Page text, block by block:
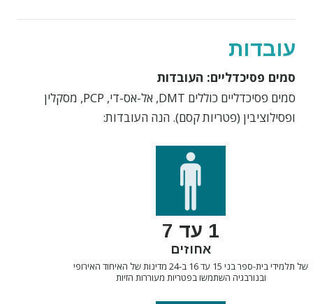
עובדות
סמים פסיכדליים: העובדות
סמים פסיכדליים כוללים DMT, אל-אס-די, PCP, מסקלין
ופסילוציבין (פטריות קסם). הנה העובדות:
1 עד 7
אחוזים
של תלמידי בית-ספר בני 15 עד 16 ב-24 מדינות של האיחוד האירופי
ובנורבגיה השתמשו בפטריות מעוררות הזיות